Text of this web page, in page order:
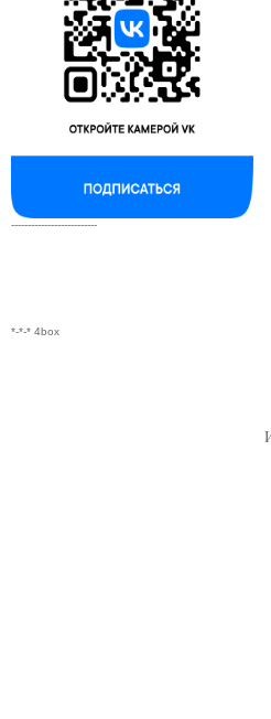
--------------------------
*-*-* 4box